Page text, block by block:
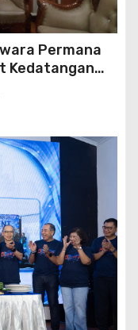
Permana
Kedatangan
Barat